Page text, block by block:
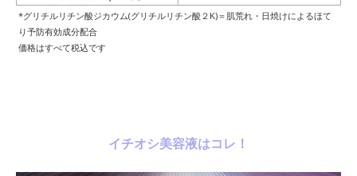
*グリチルリチン酸ジカウム(グリチルリチン酸２K)＝肌荒れ・日焼けによるほて
り予防有効成分配合
価格はすべて税込です
イチオシ美容液はコレ！